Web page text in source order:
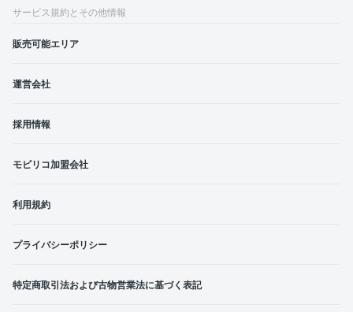
サービス規約とその他情報
販売可能エリア
運営会社
採用情報
モビリコ加盟会社
利用規約
プライバシーポリシー
特定商取引法および古物営業法に基づく表記